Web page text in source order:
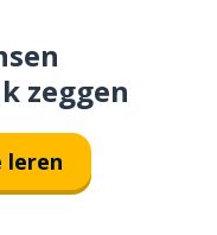
zeggen
leren